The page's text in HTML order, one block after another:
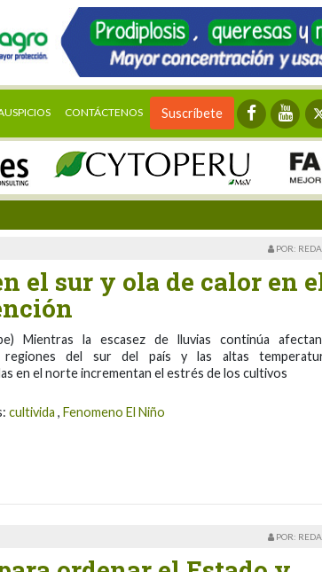
CONTÁCTENOS Suscríbete
POR:
el sur y ola de calor en
Mientras la escasez de lluvias continúa
regiones del sur del país y las altas
en el norte incrementan el estrés de los cultivos
cultivida , Fenomeno El Niño
POR: